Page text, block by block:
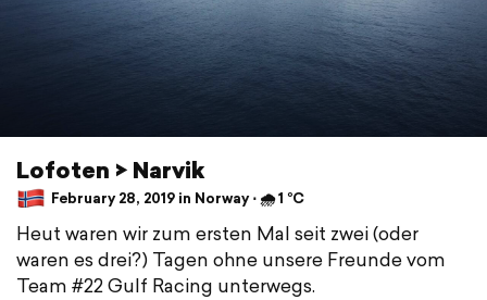
Lofoten > Narvik
February 28, 2019 in Norway ⋅ 🌧 1 °C
Heut waren wir zum ersten Mal seit zwei (oder
waren es drei?) Tagen ohne unsere Freunde vom
Team #22 Gulf Racing unterwegs.